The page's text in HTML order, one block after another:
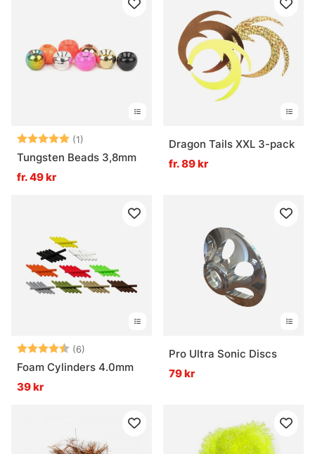
Betyg: (1)
5.0 utav 5 stjärnor
Tungsten Beads 3,8mm
fr. 49 kr
Dragon Tails XXL 3-pack
fr. 89 kr
Betyg: (6)
4.7 utav 5 stjärnor
Foam Cylinders 4.0mm
39 kr
Pro Ultra Sonic Discs
79 kr